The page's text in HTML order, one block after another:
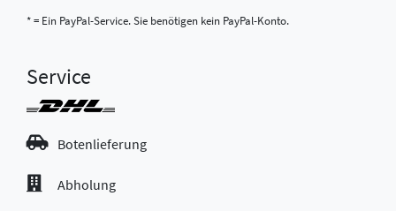
* = Ein PayPal-Service. Sie benötigen kein PayPal-Konto.
Service
Botenlieferung
Abholung